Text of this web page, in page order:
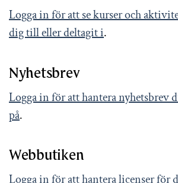
Logga in för att se kurser och
dig till eller deltagit i.
Nyhetsbrev
Logga in för att hantera nyhetsbrev
på.
Webbutiken
Logga in för att hantera licenser för